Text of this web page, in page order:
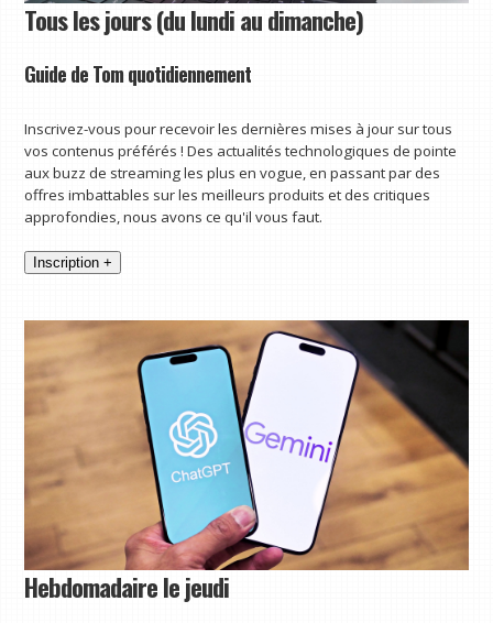
Tous les jours (du lundi au dimanche)
Guide de Tom quotidiennement
Inscrivez-vous pour recevoir les dernières mises à jour sur tous
vos contenus préférés ! Des actualités technologiques de pointe
aux buzz de streaming les plus en vogue, en passant par des
offres imbattables sur les meilleurs produits et des critiques
approfondies, nous avons ce qu'il vous faut.
Inscription +
Hebdomadaire le jeudi